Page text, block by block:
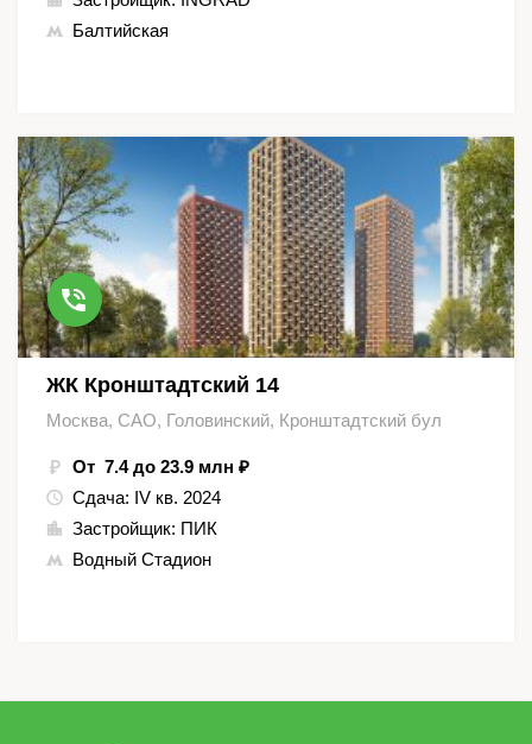
Балтийская
ЖК Кронштадтский 14
Москва, САО, Головинский, Кронштадтский бул
От 7.4 до 23.9 млн ₽
Сдача: IV кв. 2024
Застройщик: ПИК
Водный Стадион